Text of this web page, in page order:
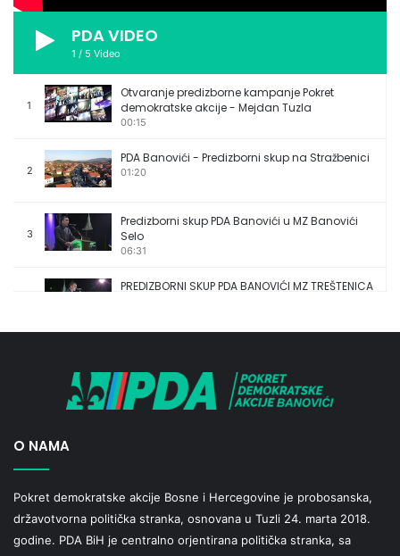
PDA VIDEO
1 / 5 Video
1
Otvaranje predizborne kampanje Pokret
demokratske akcije - Mejdan Tuzla
00:15
2
PDA Banovići - Predizborni skup na Stražbenici
01:20
3
Predizborni skup PDA Banovići u MZ Banovići
Selo
06:31
PREDIZBORNI SKUP PDA BANOVIĆI MZ TREŠTENICA
O NAMA
Pokret demokratske akcije Bosne i Hercegovine je probosanska,
državotvorna politička stranka, osnovana u Tuzli 24. marta 2018.
godine. PDA BiH je centralno orjentirana politička stranka, sa